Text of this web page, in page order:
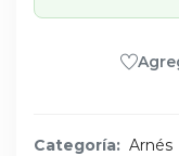
Categoría: Arnés